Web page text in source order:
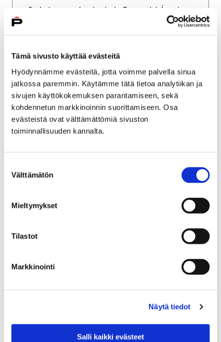
Tämä sivusto käyttää evästeitä
Hyödynnämme evästeitä, jotta voimme palvella sinua
jatkossa paremmin. Käytämme tätä tietoa analytiikan ja
sivujen käyttökokemuksen parantamiseen, sekä
kohdennetun markkinoinnin suorittamiseen. Osa
evästeistä ovat välttämättömiä sivuston
toiminnallisuuden kannalta.
valinta
Välttämätön
Mieltymykset
Tilastot
Markkinointi
Näytä tiedot
Salli kaikki evästeet
Porin kaupunginorkesterin Tango del Ángel -
sinfoniakonsertti esitetään maksuttomana
verkossa orkesterin YouTube-kanavalla
ainoastaan suorana.
16 joulukuun, 2019| Yleinen
reiluja kahvihuoneita!
Porissa oppilaiden koulusta ostama
myös opettajainhuoneet ryhtymään reiluun
jokaiselle haasteeseen vastaavalle
kahvia ja teetä. Kaarisillan yhtenäiskoulu on jo
vastannut haasteeseen. Mikä koulu ottaa